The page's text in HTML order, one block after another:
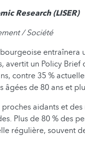
Research (LISER)
/ Société
entraînera
un Policy Brief
contre 35 %
âgées de 80 ans et
aidants et
Plus de 80 % des
régulière, souvent